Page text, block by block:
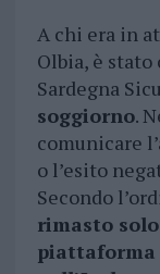
A chi era in
Olbia, è
Sardegna
soggiorno.
comunicare
o l’esito
Secondo
rimasto
piattaforma